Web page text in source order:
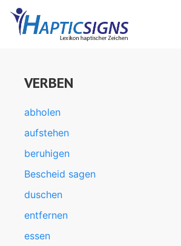
Direkt
zum
Inhalt
VERBEN
abholen
aufstehen
beruhigen
Bescheid sagen
duschen
entfernen
essen